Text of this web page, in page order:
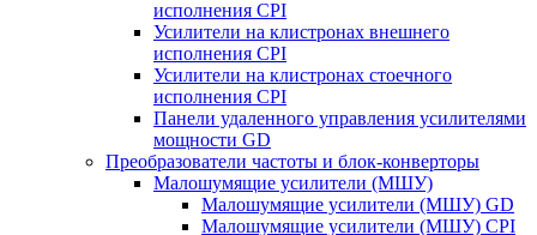
исполнения CPI
Усилители на клистронах внешнего
исполнения CPI
Усилители на клистронах стоечного
исполнения CPI
Панели удаленного управления усилителями
мощности GD
Преобразователи частоты и блок-конверторы
Малошумящие усилители (МШУ)
Малошумящие усилители (МШУ) GD
Малошумящие усилители (МШУ) CPI